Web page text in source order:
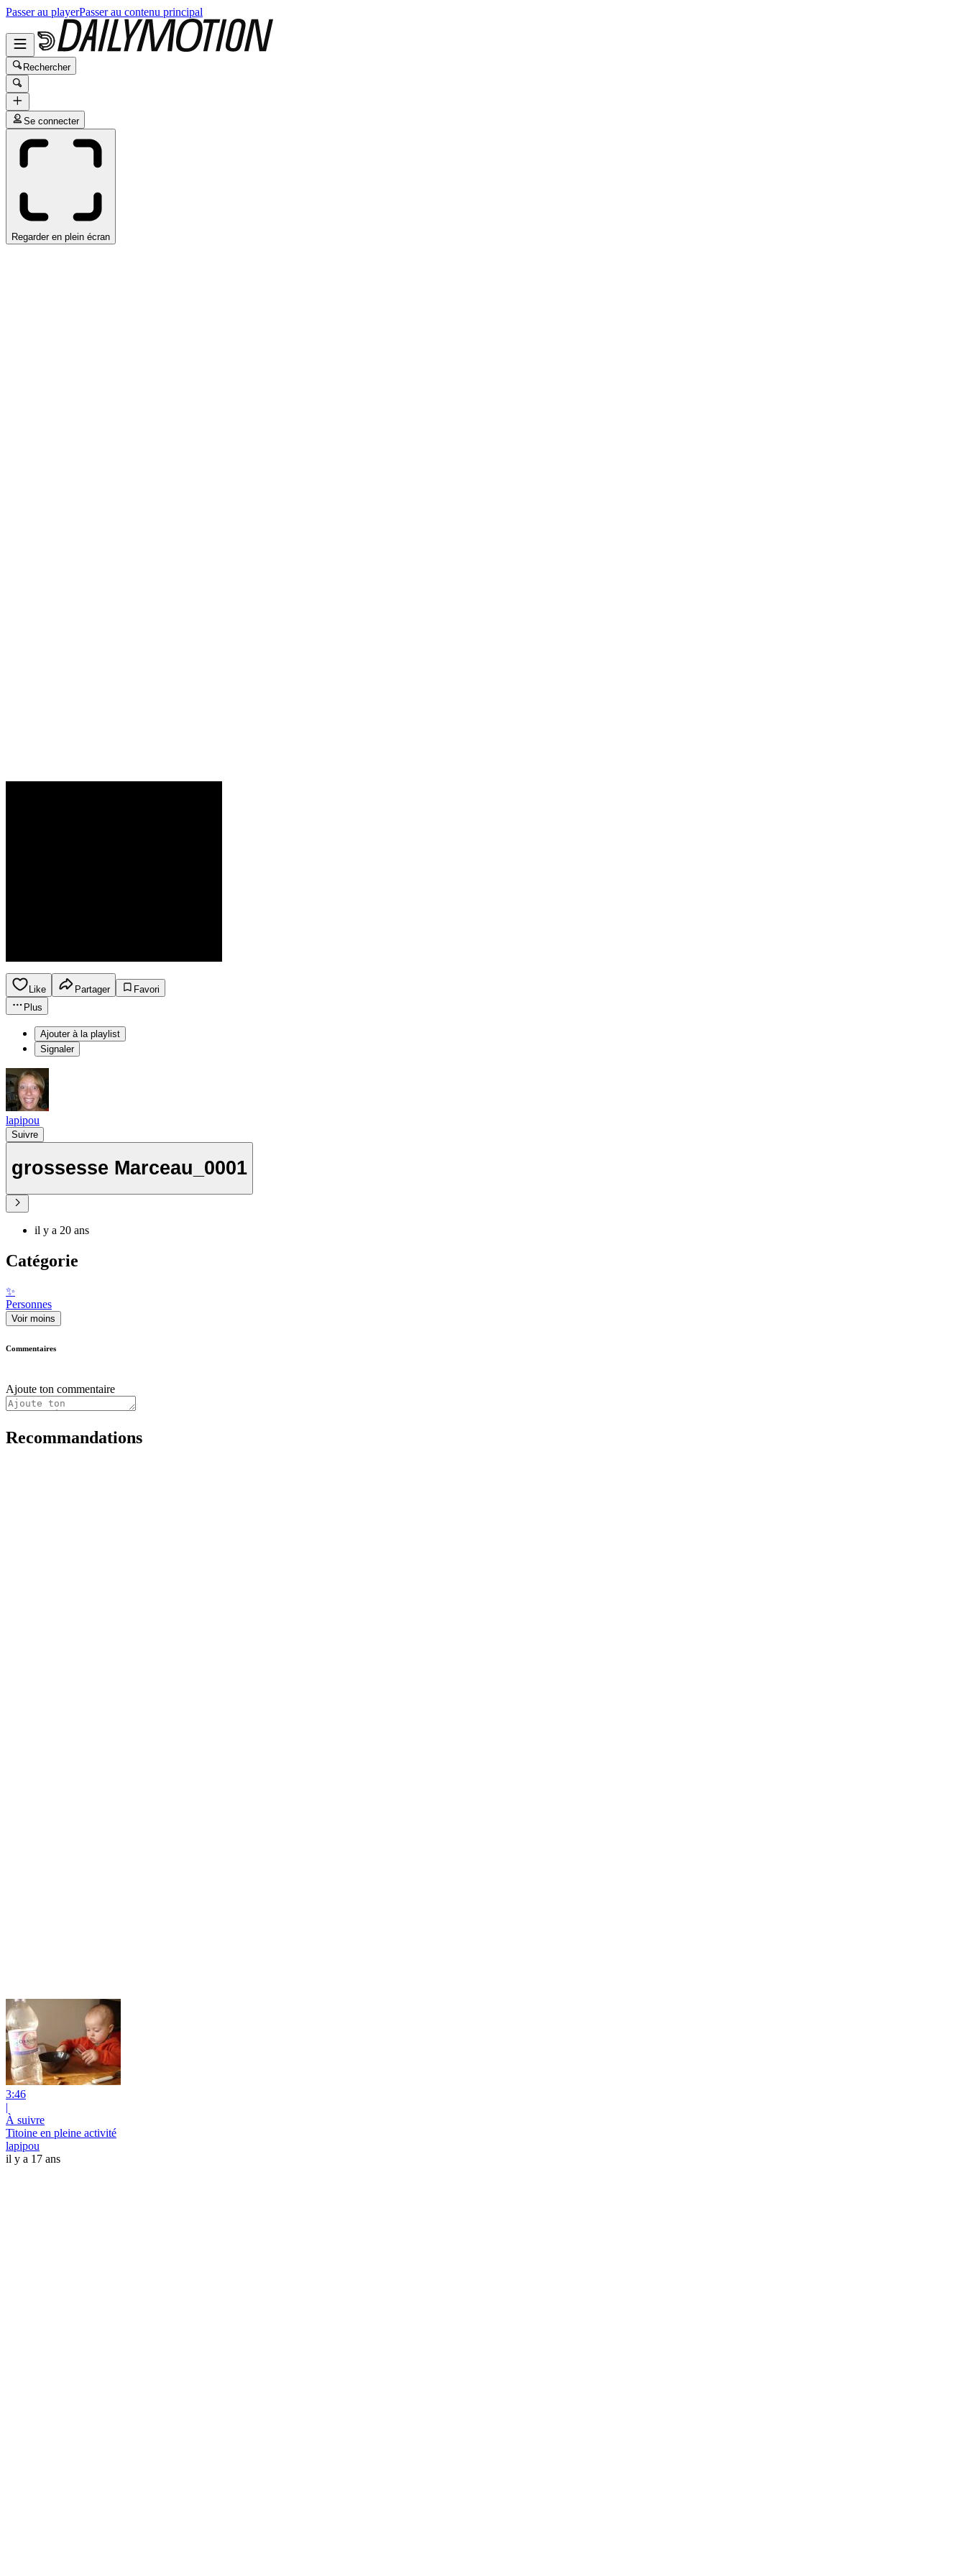
Passer au playerPasser au contenu principal
Rechercher
Se connecter
Regarder en plein écran
Like Partager
Favori
Plus
Ajouter à la playlist
Signaler
lapipou
Suivre
grossesse Marceau_0001
il y a 20 ans
Catégorie
✨
Personnes
Voir moins
Commentaires
Ajoute ton commentaire
Recommandations
3:46
|
À suivre
Titoine en pleine activité
lapipou
il y a 17 ans